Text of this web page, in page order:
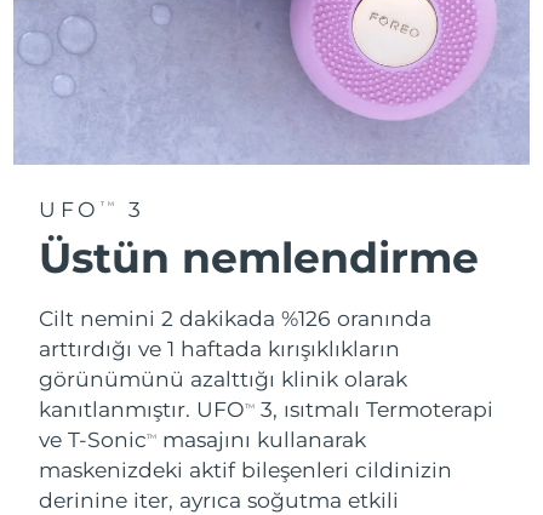
UFO TM 3
Üstün nemlendirme
Cilt nemini 2 dakikada %126 oranında
arttırdığı ve 1 haftada kırışıklıkların
görünümünü azalttığı klinik olarak
kanıtlanmıştır. UFOTM
3, ısıtmalı Termoterapi
ve T-SonicTM
masajını kullanarak
maskenizdeki aktif bileşenleri cildinizin
derinine iter, ayrıca soğutma etkili